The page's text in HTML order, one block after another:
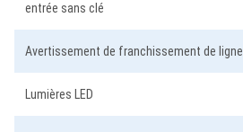
entrée sans clé
Avertissement de franchissement de ligne
Lumières LED